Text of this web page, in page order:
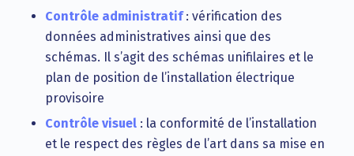
Contrôle administratif: vérification des
données administratives ainsi que des
schémas. Il s’agit des schémas unifilaires et le
plan de position de l’installation électrique
provisoire
Contrôle visuel: la conformité de l’installation
et le respect des règles de l’art dans sa mise en